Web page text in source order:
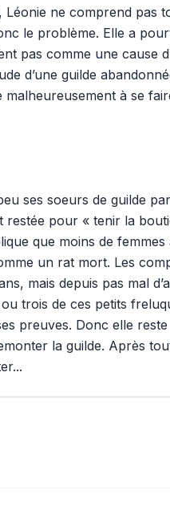
Léonie ne comprend
le problème. Elle a
pas comme une cause
d’une guilde
à se
ses soeurs de guilde
pour « tenir la
que moins de femmes
un rat mort. Les
mais depuis pas mal
trois de ces petits
preuves. Donc elle
la guilde. Après